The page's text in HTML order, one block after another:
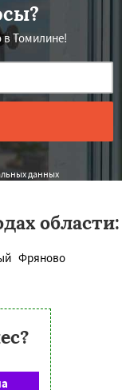
в Томилине!
данных
области:
Фряново